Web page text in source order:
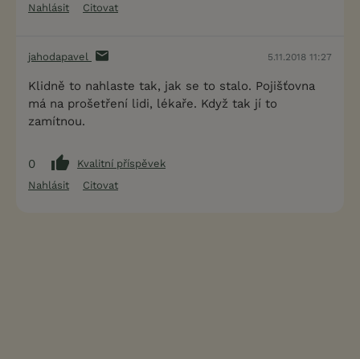
Nahlásit
Citovat
jahodapavel 5.11.2018 11:27
Klidně to nahlaste tak, jak se to stalo. Pojišťovna
má na prošetření lidi, lékaře. Když tak jí to
zamítnou.
0
Kvalitní příspěvek
Nahlásit
Citovat